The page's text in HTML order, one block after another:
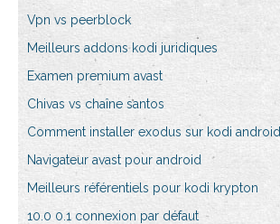
Vpn vs peerblock
Meilleurs addons kodi juridiques
Examen premium avast
Chivas vs chaîne santos
Comment installer exodus sur kodi android
Navigateur avast pour android
Meilleurs référentiels pour kodi krypton
10.0 0.1 connexion par défaut